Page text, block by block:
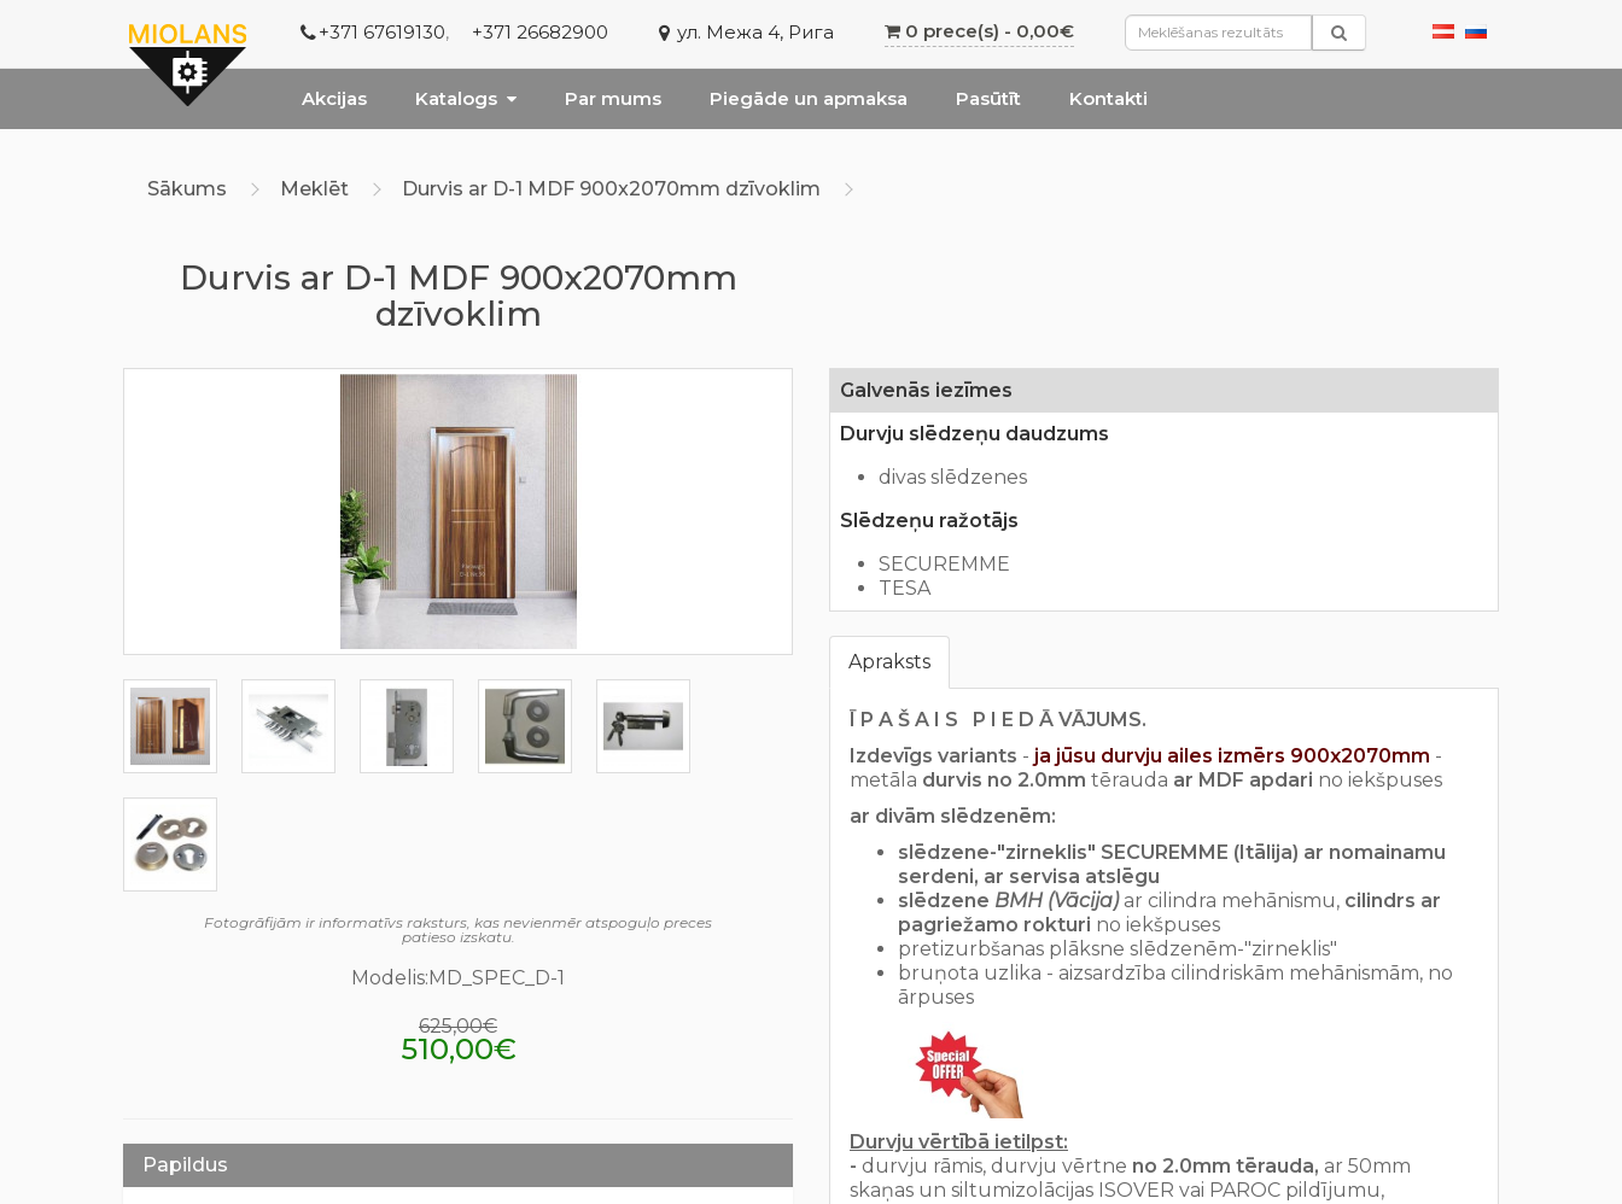
+371 67619130, +371 26682900 ул. Межа 4, Рига 0 prece(s) - 0,00€
Akcijas Katalogs Par mums Piegāde un apmaksa Pasūtīt Kontakti
Sākums Meklēt Durvis ar D-1 MDF 900x2070mm dzīvoklim
Durvis ar D-1 MDF 900x2070mm
dzīvoklim
Fotogrāfijām ir informatīvs raksturs, kas nevienmēr atspoguļo preces
patieso izskatu.
Modelis:MD_SPEC_D-1
625,00€
510,00€
Papildus
Galvenās iezīmes
Durvju slēdzeņu daudzums
divas slēdzenes
Slēdzeņu ražotājs
SECUREMME
TESA
Apraksts
Ī P A Š A I S P I E D Ā VĀJUMS.
Izdevīgs variants - ja jūsu durvju ailes izmērs 900x2070mm -
metāla durvis no 2.0mm tērauda ar MDF apdari no iekšpuses
ar divām slēdzenēm:
slēdzene-"zirneklis" SECUREMME (Itālija) ar nomainamu
serdeni, ar servisa atslēgu
slēdzene BMH (Vācija)ar cilindra mehānismu, cilindrs ar
pagriežamo rokturi no iekšpuses
pretizurbšanas plāksne slēdzenēm-"zirneklis"
bruņota uzlika - aizsardzība cilindriskām mehānismām, no
ārpuses
Durvju vērtībā ietilpst:
- durvju rāmis, durvju vērtne no 2.0mm tērauda, ar 50mm
skaņas un siltumizolācijas ISOVER vai PAROC pildījumu,